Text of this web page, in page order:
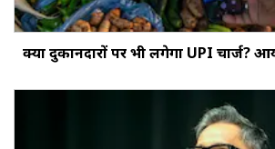
क्‍या दुकानदारों पर भी लगेगा UPI चार्ज?